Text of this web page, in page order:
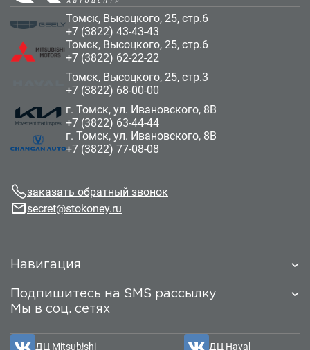
Томск, Высоцкого, 25, стр.6
+7 (3822) 43-43-43
Томск, Высоцкого, 25, стр.6
+7 (3822) 62-22-22
Томск, Высоцкого, 25, стр.3
+7 (3822) 68-00-00
г. Томск, ул. Ивановского, 8В
+7 (3822) 63-44-44
г. Томск, ул. Ивановского, 8В
+7 (3822) 77-08-08
заказать обратный звонок
secret@stokoney.ru
Навигация
Новые
С пробегом
Сервис
Подпишитесь на SMS рассылку
Мы в соц. сетях
ДЦ Mitsubishi ДЦ Haval